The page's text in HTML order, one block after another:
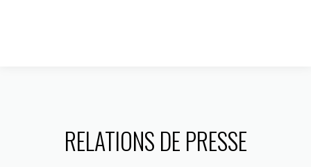
RELATIONS DE PRESSE